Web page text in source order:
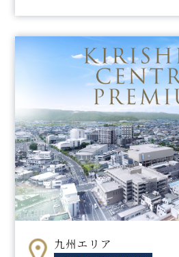
九州エリア